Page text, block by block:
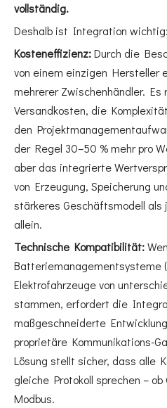
vollständig.
Deshalb ist Integration wichtig:
Kosteneffizienz:Durch die
von einem einzigen Hersteller
mehrerer Zwischenhändler.
Versandkosten, die
den
der Regel 30–50 % mehr pro
aber das integrierte
von Erzeugung, Speicherung
stärkeres Geschäftsmodell als
allein.
Technische Kompatibilität:
Batteriemanagementsysteme
Elektrofahrzeuge von
stammen, erfordert die
maßgeschneiderte
proprietäre Kommunikations-
Lösung stellt sicher, dass alle
gleiche Protokoll sprechen – ob
Modbus.